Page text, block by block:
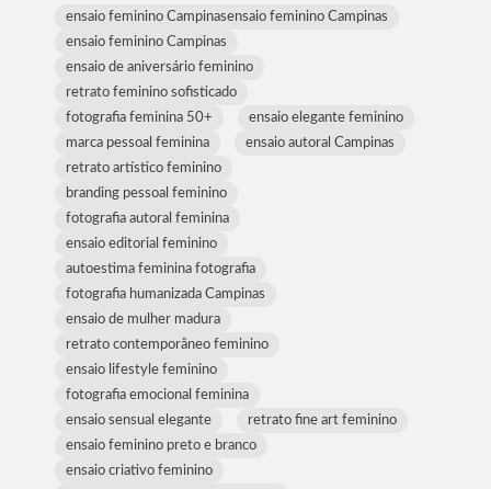
ensaio feminino Campinasensaio feminino Campinas
ensaio feminino Campinas
ensaio de aniversário feminino
retrato feminino sofisticado
fotografia feminina 50+
ensaio elegante feminino
marca pessoal feminina
ensaio autoral Campinas
retrato artístico feminino
branding pessoal feminino
fotografia autoral feminina
ensaio editorial feminino
autoestima feminina fotografia
fotografia humanizada Campinas
ensaio de mulher madura
retrato contemporâneo feminino
ensaio lifestyle feminino
fotografia emocional feminina
ensaio sensual elegante
retrato fine art feminino
ensaio feminino preto e branco
ensaio criativo feminino